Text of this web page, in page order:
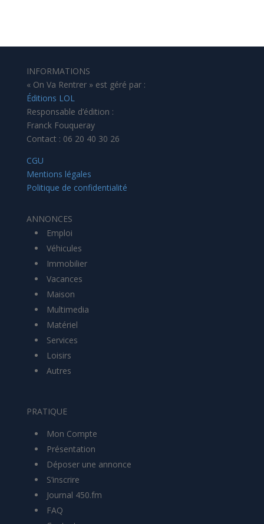
INFORMATIONS
« On Va Rentrer » est géré par :
Éditions LOL
Responsable d’édition :
Franck Fouqueray
Contact : 06 20 40 30 26
CGU
Mentions légales
Politique de confidentialité
ANNONCES
Emploi
Véhicules
Immobilier
Vacances
Maison
Multimedia
Matériel
Services
Loisirs
Autres
PRATIQUE
Mon Compte
Présentation
Déposer une annonce
S’inscrire
Journal 450.fm
FAQ